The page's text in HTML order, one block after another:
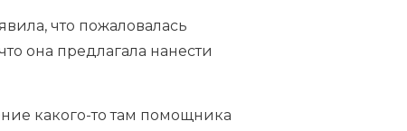
что пожаловалась
она предлагала нанести
какого-то там помощника